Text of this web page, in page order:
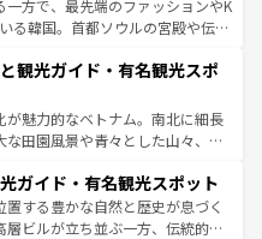
彩な魅力を存分に味わいつくそ
ており、訪れる人に新しい発見と
また、奥深い台湾の食文化も魅
ツなど、バラエティ豊かな料理
一方で、最先端のファッションやK
る韓国。首都ソウルの宮殿や伝統
季折々の自然美を楽しむことが
焼肉、絶品のストリートフード
理が待っている。夜には、韓国な
堪能できる。あたたかいホスピタ
みてほしい。 なお、新着の韓国情報はコンテンツ一
観光ガイド・有名観光スポ
が魅力的なベトナム。南北に細長
な田園風景や青々とした山々、世
づく。ハノイの古い町並みやホ
時代の建物も、独特の雰囲気を
バラエティの豊かさとおいしさで
ガイド・有名観光スポット
する豊かな自然と歴史が息づく
層ビルが立ち並ぶ一方、伝統的な